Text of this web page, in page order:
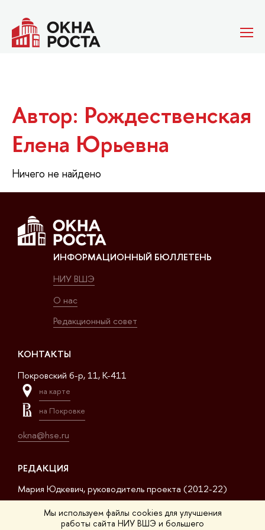
Мы используем файлы cookies для улучшения
работы сайта НИУ ВШЭ и большего
Автор: Рождественская
Елена Юрьевна
Ничего не найдено
ИНФОРМАЦИОННЫЙ БЮЛЛЕТЕНЬ
НИУ ВШЭ
О нас
Редакционный совет
КОНТАКТЫ
Покровский б-р, 11, K-411
на карте
на Покровке
okna@hse.ru
РЕДАКЦИЯ
Мария Юдкевич, руководитель проекта (2012-22)
Дмитрий Дагаев, руководитель проекта (2022-23)